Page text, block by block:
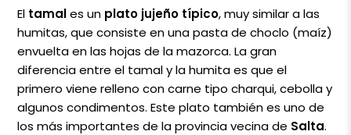
El tamales un plato jujeño típico, muy similar a las
humitas, que consiste en una pasta de choclo (maíz)
envuelta en las hojas de la mazorca. La gran
diferencia entre el tamal y la humita es que el
primero viene relleno con carne tipo charqui, cebolla y
algunos condimentos. Este plato también es uno de
los más importantes de la provincia vecina de Salta.